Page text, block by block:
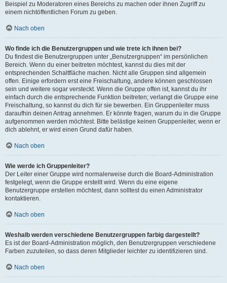
Beispiel zu Moderatoren eines Bereichs zu machen oder ihnen Zugriff zu
einem nichtöffentlichen Forum zu geben.
Nach oben
Wo finde ich die Benutzergruppen und wie trete ich ihnen bei?
Du findest die Benutzergruppen unter „Benutzergruppen“ im persönlichen
Bereich. Wenn du einer beitreten möchtest, kannst du dies mit der
entsprechenden Schaltfläche machen. Nicht alle Gruppen sind allgemein
offen. Einige erfordern erst eine Freischaltung, andere können geschlossen
sein und weitere sogar versteckt. Wenn die Gruppe offen ist, kannst du ihr
einfach durch die entsprechende Funktion beitreten; verlangt die Gruppe eine
Freischaltung, so kannst du dich für sie bewerben. Ein Gruppenleiter muss
daraufhin deinen Antrag annehmen. Er könnte fragen, warum du in die Gruppe
aufgenommen werden möchtest. Bitte belästige keinen Gruppenleiter, wenn er
dich ablehnt, er wird einen Grund dafür haben.
Nach oben
Wie werde ich Gruppenleiter?
Der Leiter einer Gruppe wird normalerweise durch die Board-Administration
festgelegt, wenn die Gruppe erstellt wird. Wenn du eine eigene
Benutzergruppe erstellen möchtest, dann solltest du einen Administrator
kontaktieren.
Nach oben
Weshalb werden verschiedene Benutzergruppen farbig dargestellt?
Es ist der Board-Administration möglich, den Benutzergruppen verschiedene
Farben zuzuteilen, so dass deren Mitglieder leichter zu identifizieren sind.
Nach oben